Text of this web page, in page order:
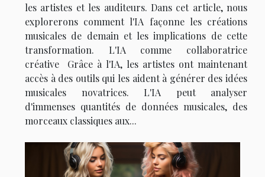
les artistes et les auditeurs. Dans cet article, nous
explorerons comment l'IA façonne les créations
musicales de demain et les implications de cette
transformation. L'IA comme collaboratrice
créative Grâce à l'IA, les artistes ont maintenant
accès à des outils qui les aident à générer des idées
musicales novatrices. L'IA peut analyser
d'immenses quantités de données musicales, des
morceaux classiques aux...